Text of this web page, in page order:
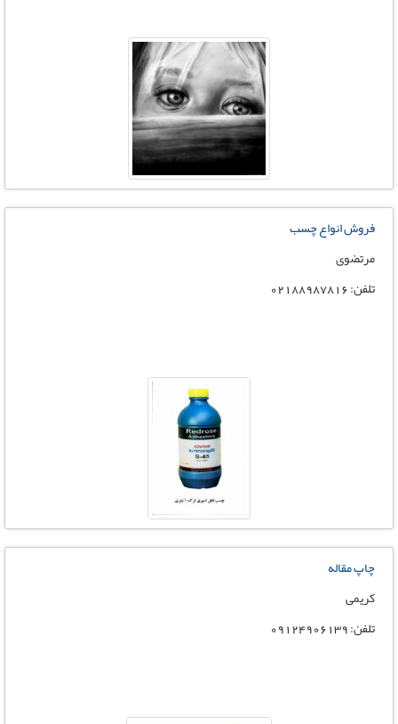
فروش انواع چسب
مرتضوی
تلفن: 02188987816
چاپ مقاله
کریمی
تلفن: 09124906139